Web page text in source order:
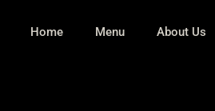
Home Menu About Us